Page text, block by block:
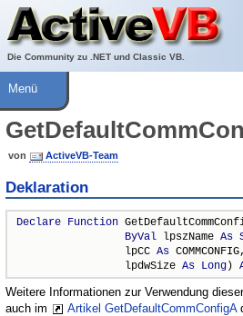
Die Community zu .NET und Classic VB.
Über ActiveVB
Hilfe
Menü
von ActiveVB-Team
Deklaration
Declare Function
ByVal lpszName As
                 lpCC
As
                 lpdwSize
As Long)
Weitere Informationen zur Verwendung
auch im
Artikel GetDefaultCommConfigA